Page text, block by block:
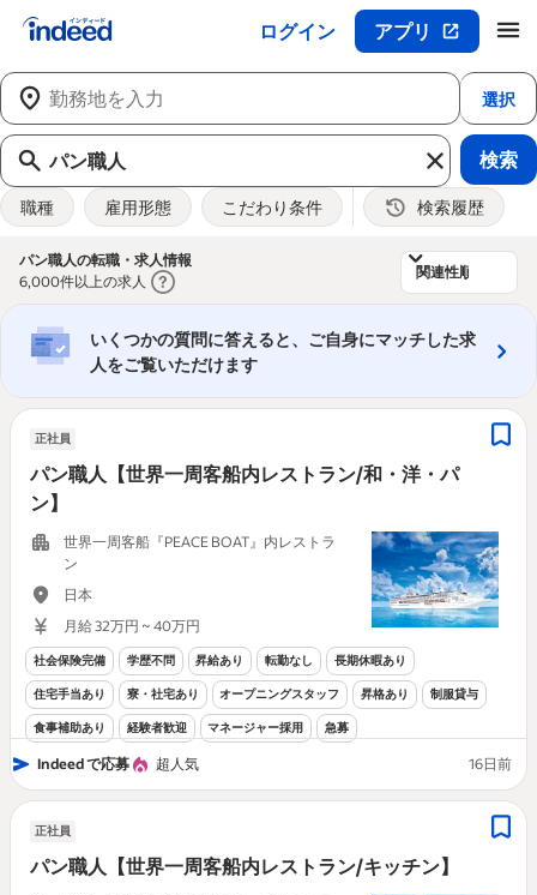
ログイン アプリ
メインコンテンツの開始
選択
検索
職種 雇用形態 こだわり条件 &nbsp; 検索履歴
パン職人の転職・求人情報
6,000件以上の求人
いくつかの質問に答えると、ご自身にマッチした求
人をご覧いただけます
正社員
パン職人【世界一周客船内レストラン/和・洋・パ
ン】
世界一周客船『PEACE BOAT』内レストラ
ン
日本
月給 32万円 ~ 40万円
社会保険完備 学歴不問 昇給あり 転勤なし 長期休暇あり
住宅手当あり 寮・社宅あり オープニングスタッフ 昇格あり 制服貸与
食事補助あり 経験者歓迎 マネージャー採用 急募
Indeed で応募 超人気 16日前
正社員
パン職人【世界一周客船内レストラン/キッチン】